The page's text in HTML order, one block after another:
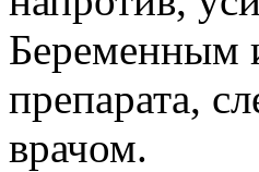
Беременным
препарата,
врачом.